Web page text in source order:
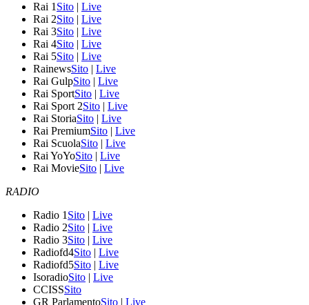
Rai 1 Sito | Live
Rai 2Sito | Live
Rai 3Sito | Live
Rai 4Sito | Live
Rai 5Sito | Live
RainewsSito | Live
Rai GulpSito | Live
Rai SportSito | Live
Rai Sport 2Sito | Live
Rai StoriaSito | Live
Rai PremiumSito | Live
Rai ScuolaSito | Live
Rai YoYoSito | Live
Rai MovieSito | Live
RADIO
Radio 1 Sito | Live
Radio 2Sito | Live
Radio 3Sito | Live
Radiofd4Sito | Live
Radiofd5Sito | Live
IsoradioSito | Live
CCISSSito
GR ParlamentoSito | Live